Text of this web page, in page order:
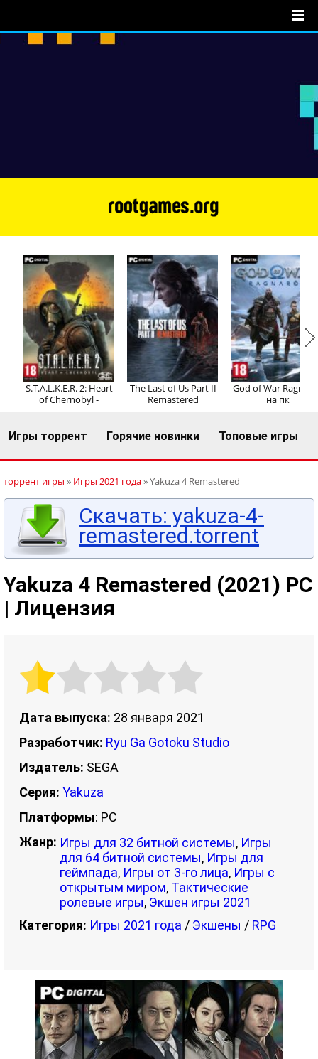
Регистрация Вход
S.T.A.L.K.E.R. 2: Heart
of Chernobyl -
The Last of Us Part II
Remastered
God of War
на пк
Игры торрент Горячие новинки Топовые игры
торрент игры » Игры 2021 года» Yakuza 4 Remastered
Скачать: yakuza-4-
remastered.torrent
Yakuza 4 Remastered (2021) PC
| Лицензия
Дата выпуска: 28 января 2021
Разработчик: Ryu Ga Gotoku Studio
Издатель: SEGA
Серия: Yakuza
Платформы: PC
Жанр: Игры для 32 битной системы, Игры
для 64 битной системы, Игры для
геймпада, Игры от 3-го лица, Игры с
открытым миром, Тактические
ролевые игры, Экшен игры 2021
Категория: Игры 2021 года / Экшены / RPG